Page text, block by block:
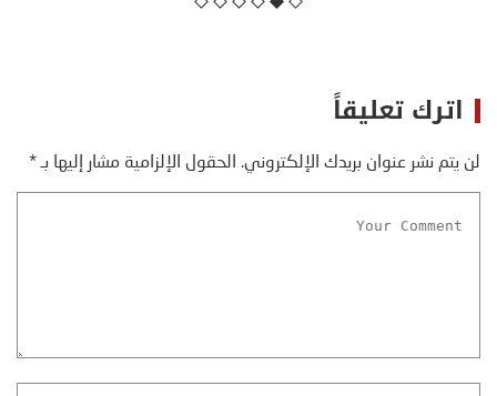
اترك تعليقاً
لن يتم نشر عنوان بريدك الإلكتروني. الحقول الإلزامية مشار إليها بـ*